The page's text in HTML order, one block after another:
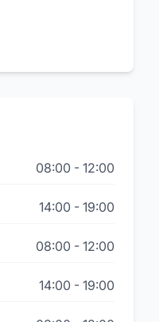
08:00 - 12:00
14:00 - 19:00
08:00 - 12:00
14:00 - 19:00